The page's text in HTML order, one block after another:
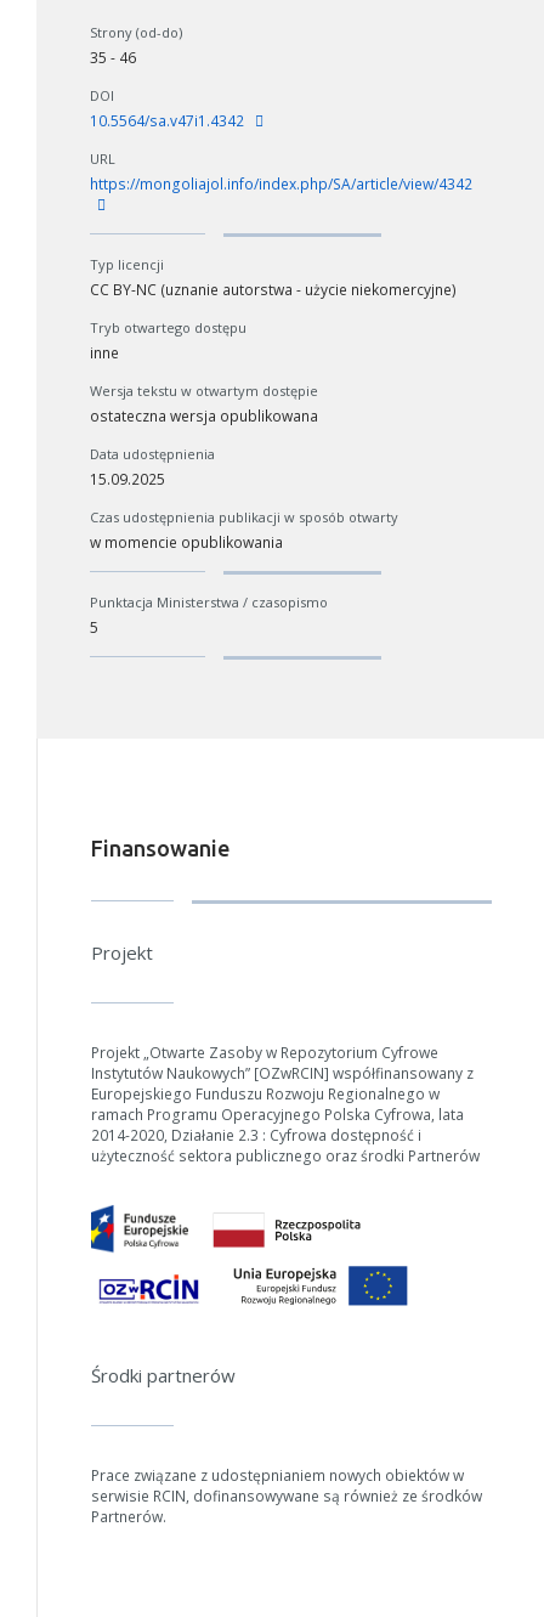
W zależności od ilości danych do przetworzenia generowanie pliku
Jeśli generowanie trwa zbyt długo można ograniczyć dane np.
zmniejszając zakres lat.
Strony (od-do)
35 - 46
DOI
10.5564/sa.v47i1.4342
URL
https://mongoliajol.info/index.php/SA/article/view/4342
Typ licencji
CC BY-NC (uznanie autorstwa - użycie niekomercyjne)
Tryb otwartego dostępu
inne
Wersja tekstu w otwartym dostępie
ostateczna wersja opublikowana
Data udostępnienia
15.09.2025
Czas udostępnienia publikacji w sposób otwarty
w momencie opublikowania
Punktacja Ministerstwa / czasopismo
5
Finansowanie
Projekt
Projekt „Otwarte Zasoby w Repozytorium Cyfrowe
Instytutów Naukowych” [OZwRCIN] współfinansowany z
Europejskiego Funduszu Rozwoju Regionalnego w
ramach Programu Operacyjnego Polska Cyfrowa, lata
2014-2020, Działanie 2.3 : Cyfrowa dostępność i
użyteczność sektora publicznego oraz środki Partnerów
Środki partnerów
Prace związane z udostępnianiem nowych obiektów w
serwisie RCIN, dofinansowywane są również ze środków
Partnerów.